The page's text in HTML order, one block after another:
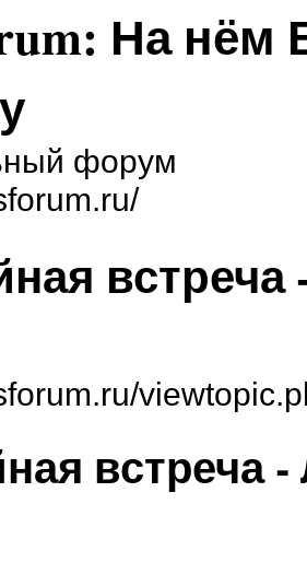
На нём
форум
встреча